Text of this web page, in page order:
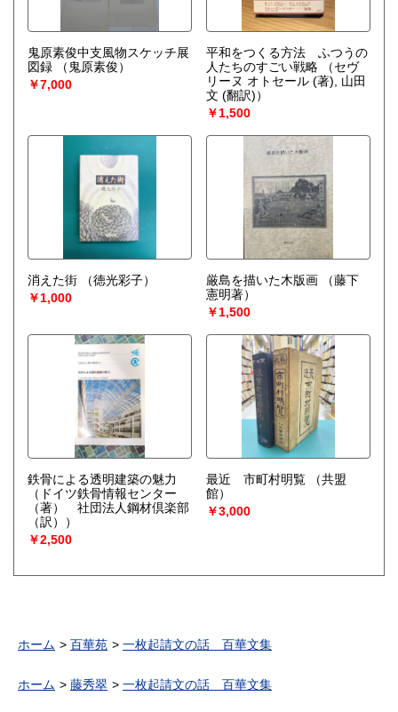
鬼原素俊中支風物スケッチ展
図録
（鬼原素俊）
￥7,000
平和をつくる方法 ふつうの
人たちのすごい戦略
（セヴ
リーヌ オトセール (著), 山田
文 (翻訳)）
￥1,500
消えた街
（徳光彩子）
￥1,000
厳島を描いた木版画
（藤下
憲明著）
￥1,500
鉄骨による透明建築の魅力
（ドイツ鉄骨情報センター
（著） 社団法人鋼材倶楽部
（訳））
￥2,500
最近 市町村明覧
（共盟
館）
￥3,000
ホーム 百華苑 一枚起請文の話 百華文集
ホーム 藤秀翠 一枚起請文の話 百華文集